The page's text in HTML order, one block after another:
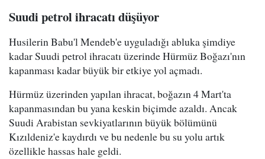
Suudi petrol ihracatı düşüyor
Husilerin Babu'l Mendeb'e uyguladığı abluka şimdiye
kadar Suudi petrol ihracatı üzerinde Hürmüz Boğazı'nın
kapanması kadar büyük bir etkiye yol açmadı.
Hürmüz üzerinden yapılan ihracat, boğazın 4 Mart'ta
kapanmasından bu yana keskin biçimde azaldı. Ancak
Suudi Arabistan sevkiyatlarının büyük bölümünü
Kızıldeniz'e kaydırdı ve bu nedenle bu su yolu artık
özellikle hassas hale geldi.